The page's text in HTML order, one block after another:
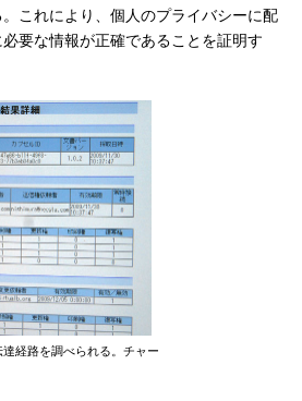
これにより、個人のプライバシーに配
要な情報が正確であることを証明す
経路を調べられる。チャー